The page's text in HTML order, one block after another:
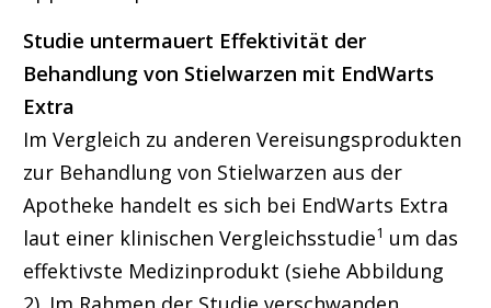
Studie untermauert Effektivität der
Behandlung von Stielwarzen mit EndWarts
Extra
Im Vergleich zu anderen Vereisungsprodukten
zur Behandlung von Stielwarzen aus der
Apotheke handelt es sich bei EndWarts Extra
laut einer klinischen Vergleichsstudie1 um das
effektivste Medizinprodukt (siehe Abbildung